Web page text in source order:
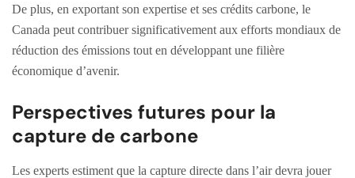
De plus, en exportant son expertise et ses crédits carbone, le
Canada peut contribuer significativement aux efforts mondiaux de
réduction des émissions tout en développant une filière
économique d’avenir.
Perspectives futures pour la
capture de carbone
Les experts estiment que la capture directe dans l’air devra jouer